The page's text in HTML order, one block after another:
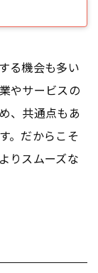
る機会も多い
やサービスの
、共通点もあ
。だからこそ
りスムーズな